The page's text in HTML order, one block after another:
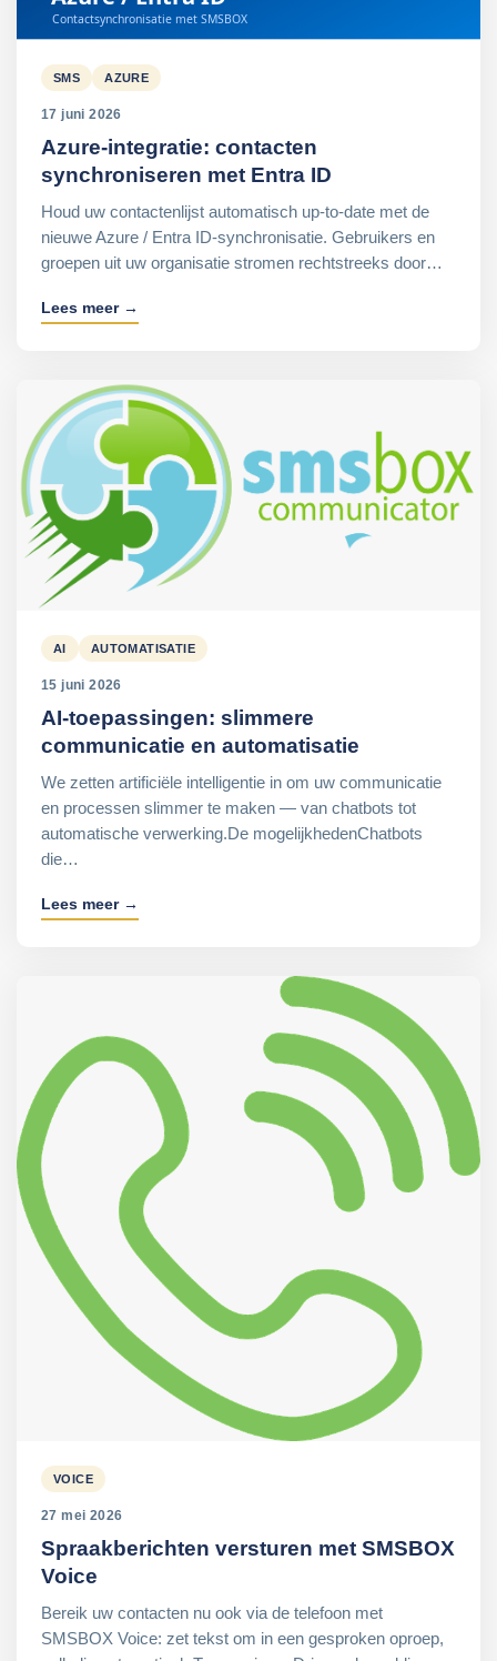
SMS AZURE
17 juni 2026
Azure-integratie: contacten
synchroniseren met Entra ID
Houd uw contactenlijst automatisch up-to-date met de
nieuwe Azure / Entra ID-synchronisatie. Gebruikers en
groepen uit uw organisatie stromen rechtstreeks door…
Lees meer →
AI AUTOMATISATIE
15 juni 2026
AI-toepassingen: slimmere
communicatie en automatisatie
We zetten artificiële intelligentie in om uw communicatie
en processen slimmer te maken — van chatbots tot
automatische verwerking.De mogelijkhedenChatbots
die…
Lees meer →
VOICE
27 mei 2026
Spraakberichten versturen met SMSBOX
Voice
Bereik uw contacten nu ook via de telefoon met
SMSBOX Voice: zet tekst om in een gesproken oproep,